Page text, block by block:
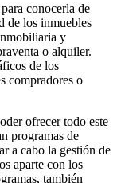
conocerla de
de los inmuebles
y
o alquiler.
de los
compradores o
ofrecer todo este
programas de
a cabo la gestión de
aparte con los
también